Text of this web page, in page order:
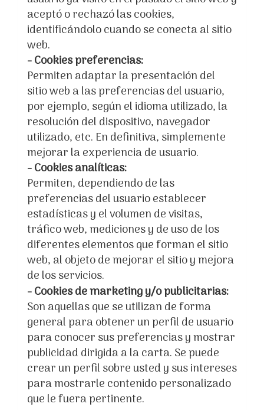
aceptó o rechazó las cookies,
identificándolo cuando se conecta al sitio
web.
- Cookies preferencias:
Permiten adaptar la presentación del
sitio web a las preferencias del usuario,
por ejemplo, según el idioma utilizado, la
resolución del dispositivo, navegador
utilizado, etc. En definitiva, simplemente
mejorar la experiencia de usuario.
- Cookies analíticas:
Permiten, dependiendo de las
preferencias del usuario establecer
estadísticas y el volumen de visitas,
tráfico web, mediciones y de uso de los
diferentes elementos que forman el sitio
web, al objeto de mejorar el sitio y mejora
de los servicios.
- Cookies de marketing y/o publicitarias:
Son aquellas que se utilizan de forma
general para obtener un perfil de usuario
para conocer sus preferencias y mostrar
publicidad dirigida a la carta. Se puede
crear un perfil sobre usted y sus intereses
para mostrarle contenido personalizado
que le fuera pertinente.